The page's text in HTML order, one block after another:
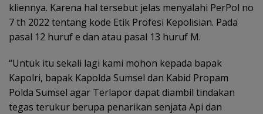
kliennya. Karena hal tersebut jelas menyalahi PerPol no
7 th 2022 tentang kode Etik Profesi Kepolisian. Pada
pasal 12 huruf e dan atau pasal 13 huruf M.
“Untuk itu sekali lagi kami mohon kepada bapak
Kapolri, bapak Kapolda Sumsel dan Kabid Propam
Polda Sumsel agar Terlapor dapat diambil tindakan
tegas terukur berupa penarikan senjata Api dan